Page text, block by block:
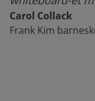
Carol Collack
Frank Kim